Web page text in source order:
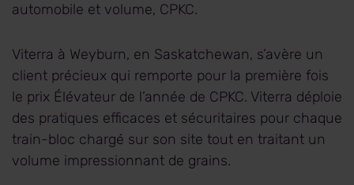
automobile et volume, CPKC.
Viterra à Weyburn, en Saskatchewan, s’avère un
client précieux qui remporte pour la première fois
le prix Élévateur de l’année de CPKC. Viterra déploie
des pratiques efficaces et sécuritaires pour chaque
train-bloc chargé sur son site tout en traitant un
volume impressionnant de grains.